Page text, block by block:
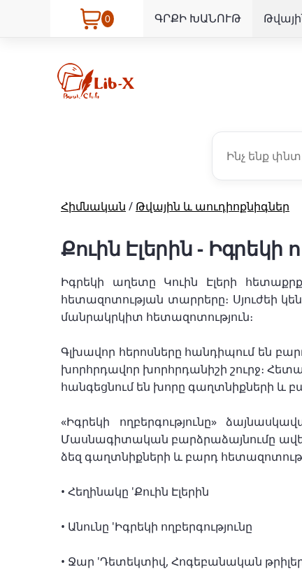
0 ԳՐՔԻ ԽԱՆՈՒԹ
Հիմնական / Թվային և աուդիոքնիգներ
Քուին Էլերին - Իգրեկի
Իգրեկի աղետը Կուին Էլերի
հետազոտության տարրերը։ Սյուժեի
մանրակրկիտ հետազոտություն։
Գլխավոր հերոսները հանդիպում են
խորհրդավոր խորհրդանիշի շուրջ։
հանգեցնում են խորը գաղտնիքների և
«Իգրեկի ողբերգությունը»
Մասնագիտական բարձրաձայնումը
ձեզ գաղտնիքների և բարդ
• Հեղինակը 'Քուին Էլերին
• Անունը 'Իգրեկի ողբերգությունը
• Ջար 'Դետեկտիվ, Հոգեբանական